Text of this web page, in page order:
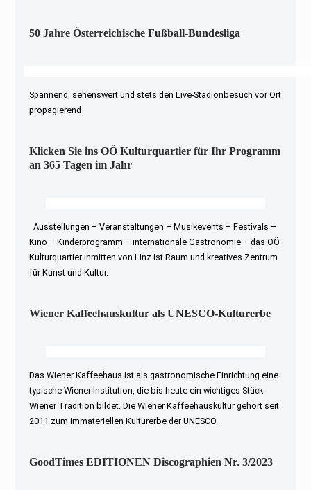
50 Jahre Österreichische Fußball-Bundesliga
Spannend, sehenswert und stets den Live-Stadionbesuch vor Ort
propagierend
Klicken Sie ins OÖ Kulturquartier für Ihr Programm
an 365 Tagen im Jahr
Ausstellungen – Veranstaltungen – Musikevents – Festivals –
Kino – Kinderprogramm – internationale Gastronomie – das OÖ
Kulturquartier inmitten von Linz ist Raum und kreatives Zentrum
für Kunst und Kultur.
Wiener Kaffeehauskultur als UNESCO-Kulturerbe
Das Wiener Kaffeehaus ist als gastronomische Einrichtung eine
typische Wiener Institution, die bis heute ein wichtiges Stück
Wiener Tradition bildet. Die Wiener Kaffeehauskultur gehört seit
2011 zum immateriellen Kulturerbe der UNESCO.
GoodTimes EDITIONEN Discographien Nr. 3/2023